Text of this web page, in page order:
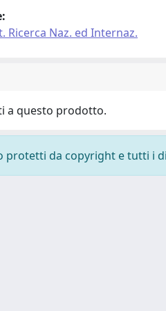
Ricerca Naz. ed Internaz.
a questo prodotto.
protetti da copyright e tutti i